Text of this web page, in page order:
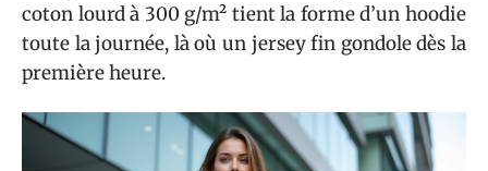
coton lourd à 300 g/m² tient la forme d’un hoodie
toute la journée, là où un jersey fin gondole dès la
première heure.